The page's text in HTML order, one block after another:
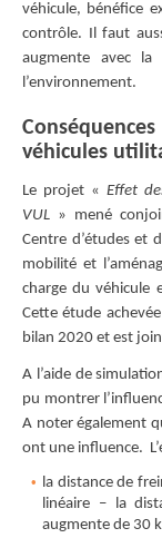
véhicule, bénéfice
contrôle. Il faut
augmente avec
l’environnement.
véhicules
Le projet « Effet
VUL » mené
Centre d’études et
mobilité et
charge du véhicule
Cette étude
bilan 2020 et est
A l’aide de
pu montrer
A noter également
ont une influence.
la distance de
linéaire – la
augmente de 30